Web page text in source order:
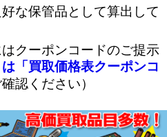
な保管品として算出して
クーポンコードのご提示
「買取価格表クーポンコ
認ください）